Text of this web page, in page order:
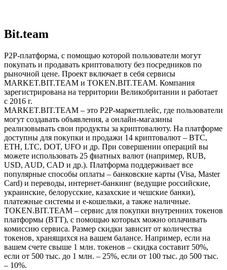
Bit.team
Р2Р-платформа, с помощью которой пользователи могут
покупать и продавать криптовалюту без посредников по
рыночной цене. Проект включает в себя сервисы
MARKET.BIT.TEAM и TOKEN.BIT.TEAM. Компания
зарегистрирована на территории Великобритании и работает
с 2016 г.
MARKET.BIT.TEAM – это Р2Р-маркетплейс, где пользователи
могут создавать объявления, а онлайн-магазины
реализовывать свои продукты за криптовалюту. На платформе
доступны для покупки и продажи 14 криптовалют – ВТС,
ЕТН, LTC, DOT, UFO и др. При совершении операций вы
можете использовать 25 фиатных валют (например, RUB,
USD, AUD, CAD и др.). Платформа поддерживает все
популярные способы оплаты – банковские карты (Visa, Master
Card) и переводы, интернет-банкинг (ведущие российские,
украинские, белорусские, казахские и чешские банки),
платежные системы и е-кошельки, а также наличные.
TOKEN.BIT.TEAM – сервис для покупки внутренних токенов
платформы (ВТТ), с помощью которых можно оплачивать
комиссию сервиса. Размер скидки зависит от количества
токенов, хранящихся на вашем балансе. Например, если на
вашем счете свыше 1 млн. токенов – скидка составит 50%,
если от 500 тыс. до 1 млн. – 25%, если от 100 тыс. до 500 тыс.
– 10%.